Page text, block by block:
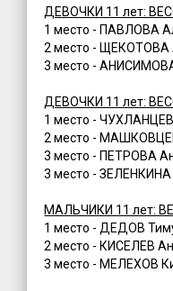
ДЕВОЧКИ 11 лет:
1 место - ПАВЛОВА
2 место - ЩЕКОТОВА
3 место -
ДЕВОЧКИ 11 лет:
1 место -
2 место -
3 место - ПЕТРОВА
3 место -
МАЛЬЧИКИ 11 лет:
1 место - ДЕДОВ
2 место - КИСЕЛЕВ
3 место - МЕЛЕХОВ